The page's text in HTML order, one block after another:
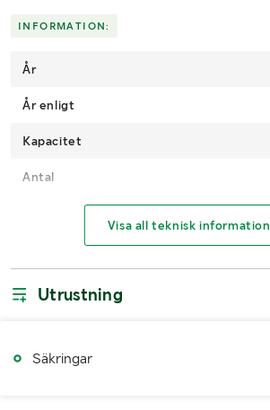
Skicka en finansieringsförfrågan här
INFORMATION:
År
År enligt
Kapacitet
Antal
MÅTT OCH VIKT:
Höjd (mm)
Visa all teknisk information
Utrustning
Säkringar